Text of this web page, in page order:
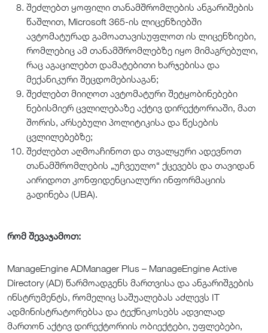
შეძლებთ ყოფილი თანამშრომლების ანგარიშების
წაშლით, Microsoft 365-ის ლიცენზიებში
ავტომატურად გამოათავისუფლოთ ის ლიცენზიები,
რომლებიც ამ თანამშრომლებზე იყო მიმაგრებული,
რაც აგაცილებთ დამატებითი ხარჯებისა და
მექანიკური შეცდომებისაგან;
შეძლებთ მიიღოთ ავტომატური შეტყობინებები
ნებისმიერ ცვლილებაზე აქტივ დირექტორიაში, მათ
შორის, არსებული პოლიტიკისა და წესების
ცვლილებებზე;
შეძლებთ აღმოაჩინოთ და თვალყური ადევნოთ
თანამშრომლების „უჩვეულო“ ქცევებს და თავიდან
აირიდოთ კონფიდენციალური ინფორმაციის
გადინება (UBA).
რომ შევაჯამოთ:
ManageEngine ADManager Plus – ManageEngine Active
Directory (AD) წარმოადგენს მართვისა და ანგარიშგების
ინსტრუმენტს, რომელიც საშუალებას აძლევს IT
ადმინისტრატორებსა და ტექნიკოსებს ადვილად
მართონ აქტივ დირექტორიის ობიექტები, უფლებები,